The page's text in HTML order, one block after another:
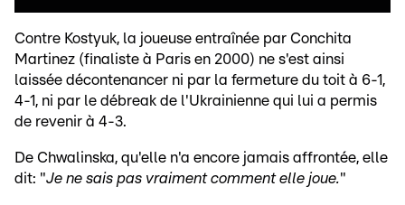
Contre Kostyuk, la joueuse entraînée par Conchita
Martinez (finaliste à Paris en 2000) ne s'est ainsi
laissée décontenancer ni par la fermeture du toit à 6-1,
4-1, ni par le débreak de l'Ukrainienne qui lui a permis
de revenir à 4-3.
De Chwalinska, qu'elle n'a encore jamais affrontée, elle
dit: "Je ne sais pas vraiment comment elle joue."